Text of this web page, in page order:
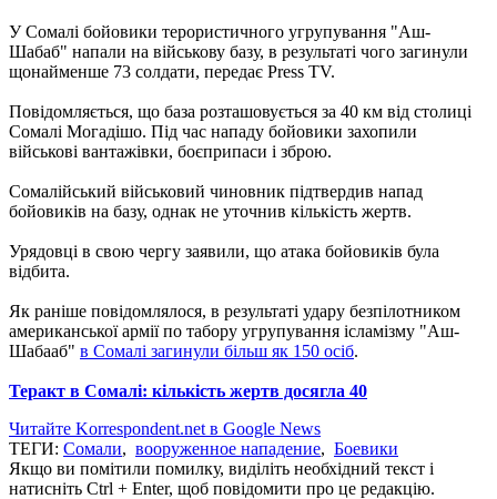
У Сомалі бойовики терористичного угрупування "Аш-
Шабаб" напали на військову базу, в результаті чого загинули
щонайменше 73 солдати, передає Press TV.
Повідомляється, що база розташовується за 40 км від столиці
Сомалі Могадішо. Під час нападу бойовики захопили
військові вантажівки, боєприпаси і зброю.
Сомалійський військовий чиновник підтвердив напад
бойовиків на базу, однак не уточнив кількість жертв.
Урядовці в свою чергу заявили, що атака бойовиків була
відбита.
Як раніше повідомлялося, в результаті удару безпілотником
американської армії по табору угрупування ісламізму "Аш-
Шабааб" в Сомалі загинули більш як 150 осіб.
Теракт в Сомалі: кількість жертв досягла 40
Читайте Korrespondent.net в Google News
ТЕГИ: Сомали, вооруженное нападение, Боевики
Якщо ви помітили помилку, виділіть необхідний текст і
натисніть Ctrl + Enter, щоб повідомити про це редакцію.